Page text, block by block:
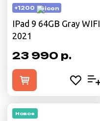
+1200
IPad 9 64GB Gray WIFI
2021
23 990 р.
Новое